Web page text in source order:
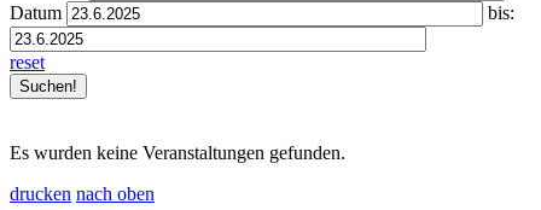
Datum
bis:
reset
Es wurden keine Veranstaltungen gefunden.
drucken nach oben